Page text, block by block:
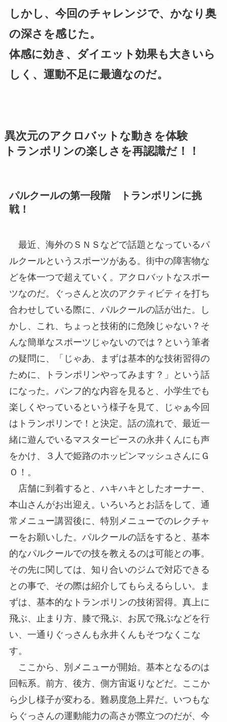
しかし、今回のチャレンジで、かなり奥
の深さを感じた。
体感に効き、ダイエット効果も大きいら
しく、運動不足に最適なのだ。
異次元のアクロバットな動きを体験
トランポリンの楽しさを再認識だ！！
パルクールの第一段階 トランポリンに挑
戦！
最近、海外のＳＮＳなどで話題となっているパ
ルクールというスポーツがある。街中の障害物な
どを体一つで超えていく。アクロバットなスポー
ツなのだ。ぐっさんと次のアクティビティを打ち
合わせしている際に、パルクールの話が出た。し
かし、これ、ちょっと技術的に危険じゃない？そ
んな簡単なスポーツじゃないのでは？という筆者
の疑問に、「じゃあ、まずは基本的な技術習得の
ために、トランポリンやってみます？」という話
になった。パンフ的な内容を見ると、小学生でも
楽しくやっているという様子を見て、じゃぁ今回
はトランポリンで！と決定。話の流れで、最近一
緒に遊んでいるマスターピースの永井くんにも声
をかけ、３人で姫路のホッピンマッシュさんにＧ
Ｏ！。
店舗に到着すると、ハキハキとしたオーナー、
本山さんがお出迎え。いろいろとお話をして、通
常メニュー講習後に、特別メニューでのレクチャ
ーをお願いした。パルクールの話をすると、基本
的なパルクールでの技を教えるのは可能との事。
その先に関しては、知り合いのジムで対応できる
との事で、その際は紹介してもらえるらしい。ま
ずは、基本的なトランポリンの技術習得。真上に
飛ぶ、止まり方、膝で飛ぶ、お尻で飛ぶなどを行
い、一通りぐっさんも永井くんもそつなくこな
す。
ここから、別メニューが開始。基本となるのは
回転系。前方、後方、側方宙返りなどだ。ここか
ら少し様子が変わる。難易度急上昇だ。いつもな
らぐっさんの運動能力の高さが際立つのだが、今